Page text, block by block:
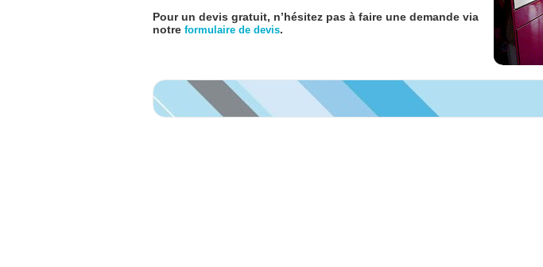
Pour un devis gratuit, n’hésitez pas à faire une demande via
notre formulaire de devis.